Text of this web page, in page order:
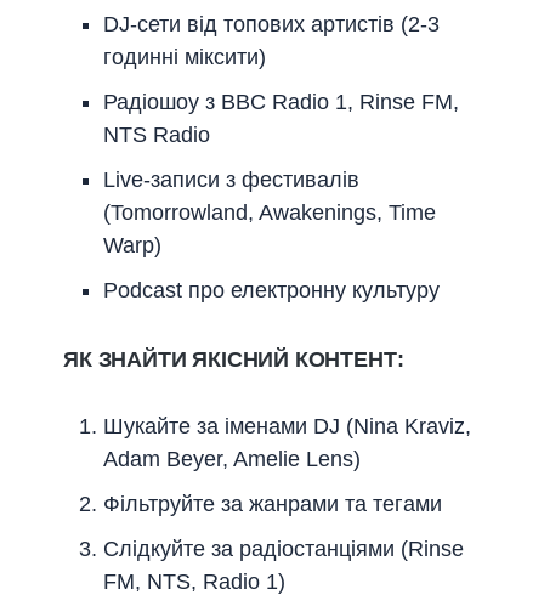
DJ-сети від топових артистів (2-3
годинні міксити)
Радіошоу з BBC Radio 1, Rinse FM,
NTS Radio
Live-записи з фестивалів
(Tomorrowland, Awakenings, Time
Warp)
Podcast про електронну культуру
ЯК ЗНАЙТИ ЯКІСНИЙ КОНТЕНТ:
Шукайте за іменами DJ (Nina Kraviz,
Adam Beyer, Amelie Lens)
Фільтруйте за жанрами та тегами
Слідкуйте за радіостанціями (Rinse
FM, NTS, Radio 1)